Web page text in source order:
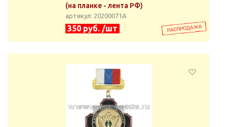
(на планке - лента РФ)
артикул: 20200071А
350 руб. /шт